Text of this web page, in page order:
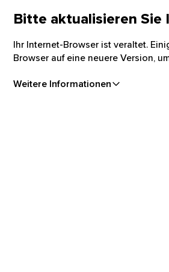
Bitte aktualisieren Sie
Ihr Internet-Browser ist veraltet.
Browser auf eine neuere Version,
Weitere Informationen